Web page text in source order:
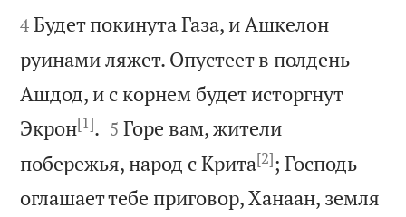


4 Будет покинута Газа, и Ашкелон
руинами ляжет. Опустеет в полдень
Ашдод, и с корнем будет исторгнут
Экрон[1]. 

5 Горе вам, жители
побережья, народ с Крита[2]; Господь
оглашает тебе приговор, Ханаан, земля